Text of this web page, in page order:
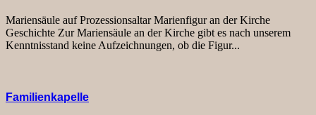
Mariensäule auf Prozessionsaltar Marienfigur an der Kirche
Geschichte Zur Mariensäule an der Kirche gibt es nach unserem
Kenntnisstand keine Aufzeichnungen, ob die Figur...
Familienkapelle